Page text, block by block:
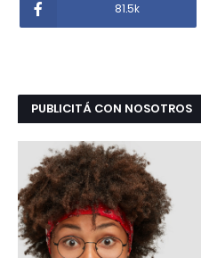
81.5k
PUBLICITÁ CON NOSOTROS